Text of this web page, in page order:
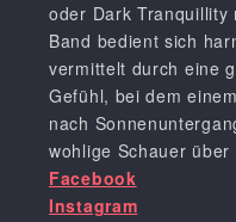
oder Dark
Band bedient sich
vermittelt durch eine
Gefühl, bei dem
nach
wohlige Schauer
Facebook
Instagram